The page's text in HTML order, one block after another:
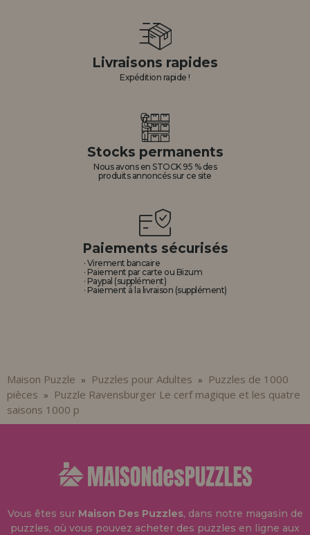
Livraisons rapides
Expédition rapide !
Stocks permanents
Nous avons en STOCK 95 % des
produits annoncés sur ce site
Paiements sécurisés
· Virement bancaire
· Paiement par carte ou Bizum
· Paypal (supplément)
· Paiement à la livraison (supplément)
Maison Puzzle » Puzzles pour Adultes »
Puzzles de 1000
pièces »
Puzzle Ravensburger Le cerf magique et les quatre
saisons 1000 p
Vous êtes sur Maison Des Puzzles, dans notre magasin de
puzzles, où vous pouvez acheter des puzzles en ligne aux